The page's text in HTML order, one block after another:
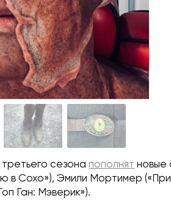
сезона пополнят новые
в Сохо»), Эмили Мортимер
Ган: Мэверик»).